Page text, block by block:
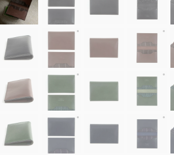
外装（ブリランテ）：Dark
外装（ブリランテ）：Green
外装（ブリランテ）：Navy